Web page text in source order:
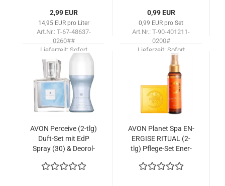
2,99 EUR
14,95 EUR pro Liter
Art.Nr.: T-67-48637-
0260##
Lieferzeit: Sofort
lieferbar!
0,99 EUR
0,99 EUR pro Set
Art.Nr.: T-90-401211-
0200#
Lieferzeit: Sofort
AVON Per­cei­ve (2-tlg)
Duft-​Set mit EdP
Spray (30) & De­orol­
AVON Pla­net Spa EN­
ER­GI­SE RI­TU­AL (2-
tlg) Pflege-​​Set En­er­
Ge­sichts­spray